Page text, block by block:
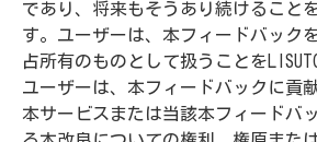
であり、将来もそうあり続けること
す。ユーザーは、本フィードバック
占所有のものとして扱うことを
ユーザーは、本フィードバックに貢
本サービスまたは当該本フィードバ